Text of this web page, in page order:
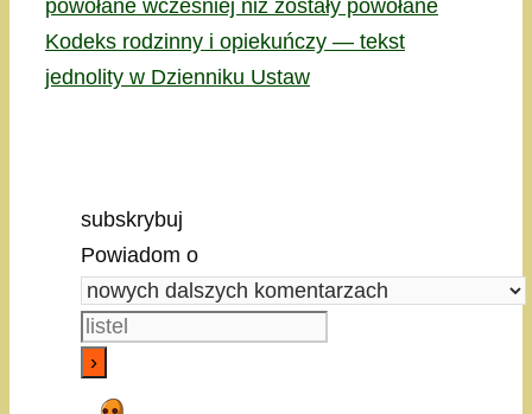
powołane wcześniej niż zostały powołane
Kodeks rodzinny i opiekuńczy — tekst
jednolity w Dzienniku Ustaw
subskrybuj
Powiadom o